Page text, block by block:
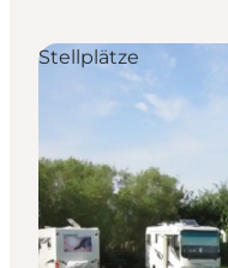
Stellplätze